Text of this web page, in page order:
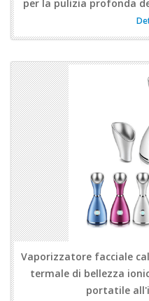
per la pulizia profonda
Vaporizzatore facciale
termale di bellezza
portatile